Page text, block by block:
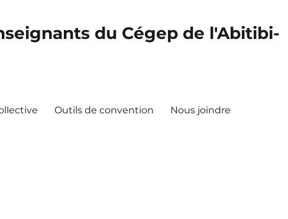
du Cégep de l'Abitibi-
Outils de convention Nous joindre